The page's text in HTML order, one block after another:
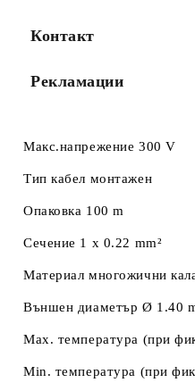
Контакт
Рекламации
Макс.напрежение 300 V
Тип кабел монтажен
Опаковка 100 m
Сечение 1 x 0.22 mm²
Материал многожични
Външен диаметър Ø 1.40
Max. температура (при
Min. температура (при